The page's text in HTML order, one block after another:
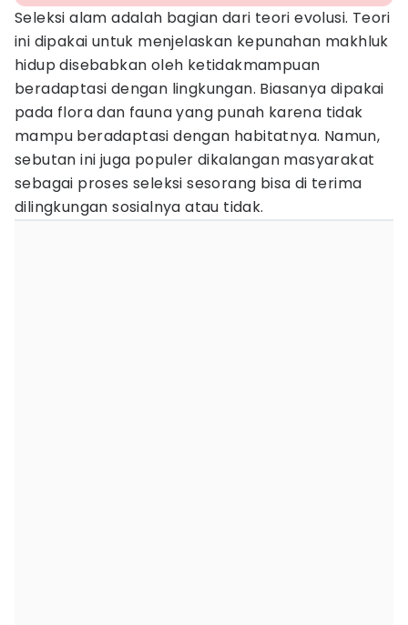
Seleksi alam adalah bagian dari teori evolusi. Teori
ini dipakai untuk menjelaskan kepunahan makhluk
hidup disebabkan oleh ketidakmampuan
beradaptasi dengan lingkungan. Biasanya dipakai
pada flora dan fauna yang punah karena tidak
mampu beradaptasi dengan habitatnya. Namun,
sebutan ini juga populer dikalangan masyarakat
sebagai proses seleksi sesorang bisa di terima
dilingkungan sosialnya atau tidak.